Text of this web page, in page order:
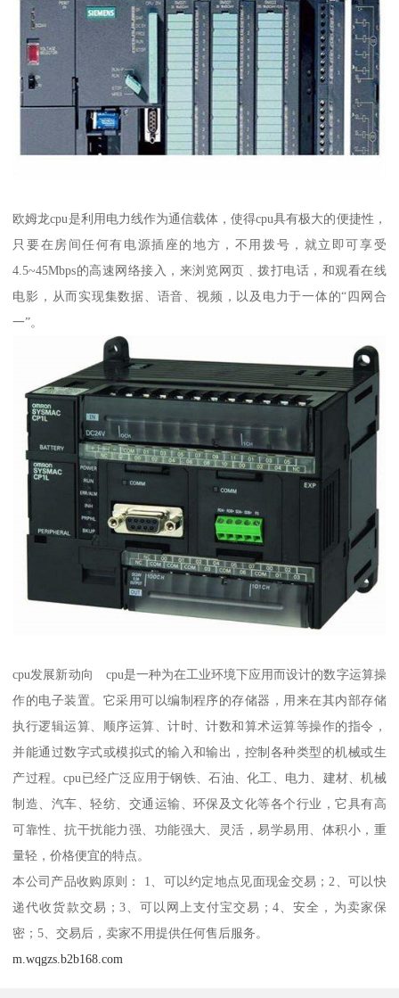
欧姆龙cpu是利用电力线作为通信载体，使得cpu具有极大的便捷性，
只要在房间任何有电源插座的地方，不用拨号，就立即可享受
4.5~45Mbps的高速网络接入，来浏览网页﹑拨打电话，和观看在线
电影，从而实现集数据、语音、视频，以及电力于一体的“四网合
一”。
cpu发展新动向 cpu是一种为在工业环境下应用而设计的数字运算操
作的电子装置。它采用可以编制程序的存储器，用来在其内部存储
执行逻辑运算、顺序运算、计时、计数和算术运算等操作的指令，
并能通过数字式或模拟式的输入和输出，控制各种类型的机械或生
产过程。cpu已经广泛应用于钢铁、石油、化工、电力、建材、机械
制造、汽车、轻纺、交通运输、环保及文化等各个行业，它具有高
可靠性、抗干扰能力强、功能强大、灵活，易学易用、体积小，重
量轻，价格便宜的特点。
本公司产品收购原则： 1、可以约定地点见面现金交易；2、可以快
递代收货款交易；3、可以网上支付宝交易；4、安全，为卖家保
密；5、交易后，卖家不用提供任何售后服务。
m.wqgzs.b2b168.com